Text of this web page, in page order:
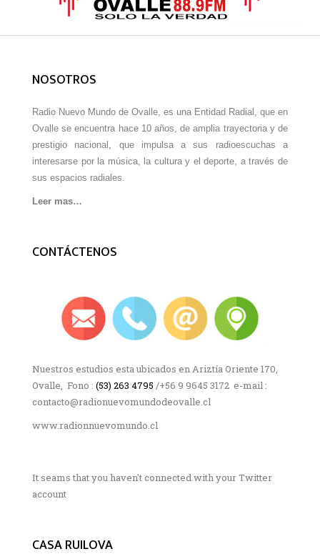
NOSOTROS
Radio Nuevo Mundo de Ovalle, es una Entidad Radial, que en
Ovalle se encuentra hace 10 años, de amplia trayectoria y de
prestigio nacional, que impulsa a sus radioescuchas a
interesarse por la música, la cultura y el deporte, a través de
sus espacios radiales.
Leer mas…
CONTÁCTENOS
Nuestros estudios esta ubicados en Ariztía Oriente 170,
Ovalle, Fono : (53) 263 4795 /+56 9 9645 3172 e-mail :
contacto@radionuevomundodeovalle.cl
www.radionnuevomundo.cl
It seams that you haven't connected with your Twitter
account
CASA RUILOVA